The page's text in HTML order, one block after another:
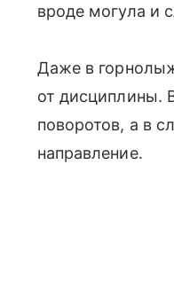
вроде могула и
Даже в
от дисциплины.
поворотов, а в
направление.